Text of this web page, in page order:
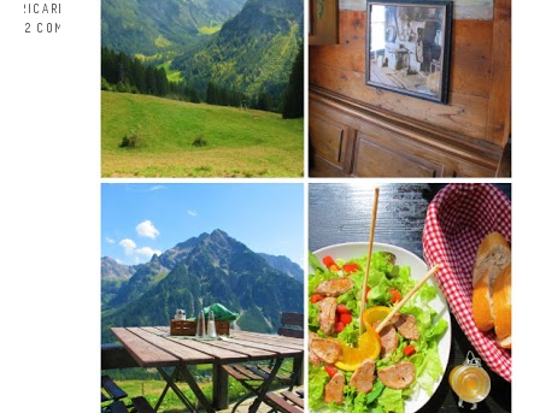
RICARDA
12 COMMENTS